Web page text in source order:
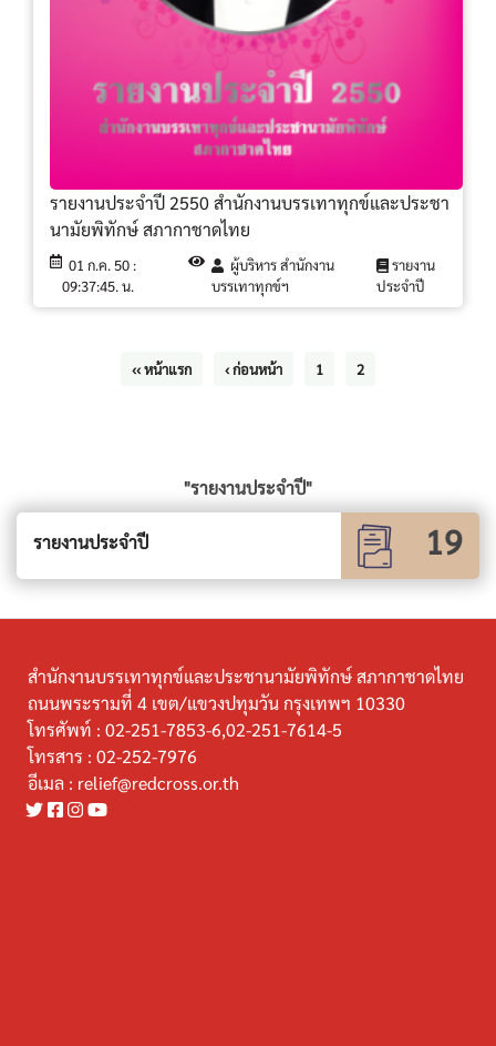
รายงานประจำปี 2550 สำนักงานบรรเทาทุกข์และประชา
นามัยพิทักษ์ สภากาชาดไทย
01 ก.ค. 50 :
09:37:45. น.
ผู้บริหาร สำนักงาน
บรรเทาทุกข์ฯ
รายงาน
ประจำปี
‹‹ หน้าแรก ‹ ก่อนหน้า 1 2
"รายงานประจำปี"
รายงานประจำปี 19
สำนักงานบรรเทาทุกข์และประชานามัยพิทักษ์ สภากาชาดไทย
ถนนพระรามที่ 4 เขต/แขวงปทุมวัน กรุงเทพฯ 10330
โทรศัพท์ : 02-251-7853-6,02-251-7614-5
โทรสาร : 02-252-7976
อีเมล : relief@redcross.or.th